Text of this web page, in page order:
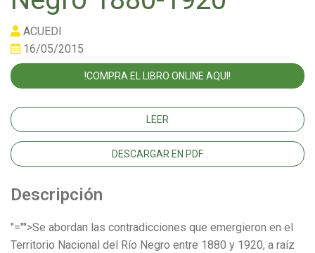
ACUEDI
16/05/2015
!COMPRA EL LIBRO ONLINE AQUI!
LEER
DESCARGAR EN PDF
Descripción
"="">Se abordan las contradicciones que emergieron en el
Territorio Nacional del Río Negro entre 1880 y 1920, a raíz